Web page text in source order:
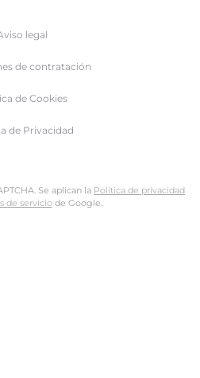
legal
de contratación
de Cookies
de Privacidad
Se aplican la Política de privacidad
de serviciode Google.